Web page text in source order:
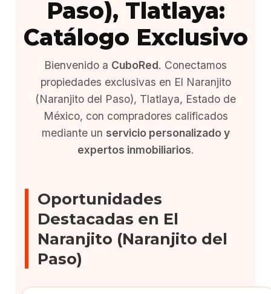
Paso), Tlatlaya:
Catálogo Exclusivo
Bienvenido a CuboRed. Conectamos
propiedades exclusivas en El Naranjito
(Naranjito del Paso), Tlatlaya, Estado de
México, con compradores calificados
mediante un servicio personalizado y
expertos inmobiliarios.
Oportunidades
Destacadas en El
Naranjito (Naranjito del
Paso)